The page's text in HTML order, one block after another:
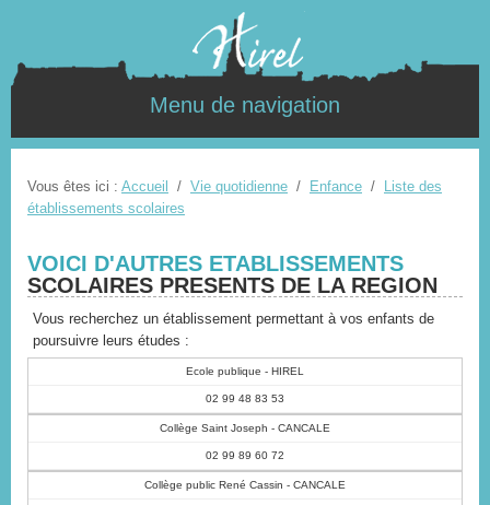
Menu de navigation
Vous êtes ici : Accueil / Vie quotidienne / Enfance /
Liste des
établissements scolaires
VOICI D'AUTRES ETABLISSEMENTS
SCOLAIRES PRESENTS DE LA REGION
Vous recherchez un établissement permettant à vos enfants de
poursuivre leurs études :
Ecole publique - HIREL
02 99 48 83 53
Collège Saint Joseph - CANCALE
02 99 89 60 72
Collège public René Cassin - CANCALE